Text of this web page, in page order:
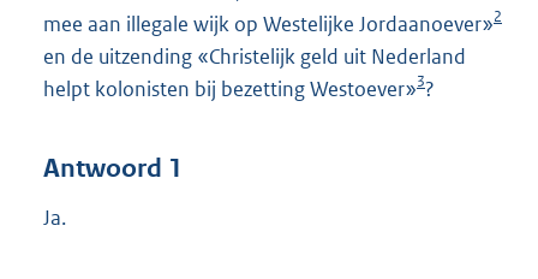
mee aan illegale wijk op Westelijke Jordaanoever»2
en de uitzending «Christelijk geld uit Nederland
helpt kolonisten bij bezetting Westoever»3?
Antwoord 1
Ja.